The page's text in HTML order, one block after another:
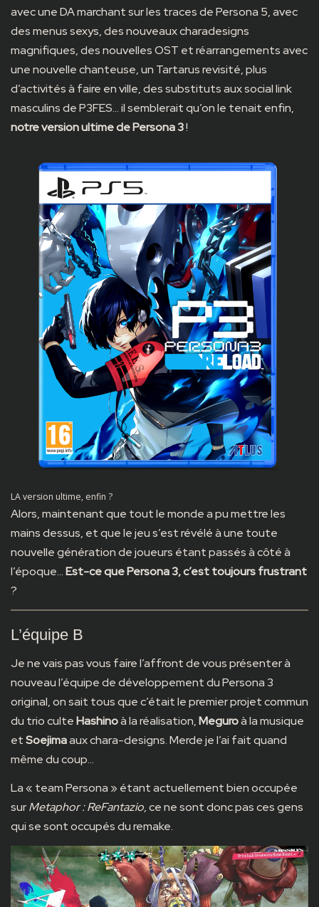
avec une DA marchant sur les traces de Persona 5, avec
des menus sexys, des nouveaux charadesigns
magnifiques, des nouvelles OST et réarrangements avec
une nouvelle chanteuse, un Tartarus revisité, plus
d’activités à faire en ville, des substituts aux social link
masculins de P3FES… il semblerait qu’on le tenait enfin,
notre version ultime de Persona 3!
LA version ultime, enfin ?
Alors, maintenant que tout le monde a pu mettre les
mains dessus, et que le jeu s’est révélé à une toute
nouvelle génération de joueurs étant passés à côté à
l’époque…Est-ce que Persona 3, c’est toujours frustrant
?
L’équipe B
Je ne vais pas vous faire l’affront de vous présenter à
nouveau l’équipe de développement du Persona 3
original, on sait tous que c’était le premier projet commun
du trio culteHashinoà la réalisation,Meguroà la musique
etSoejimaaux chara-designs. Merde je l’ai fait quand
même du coup…
La « team Persona » étant actuellement bien occupée
surMetaphor : ReFantazio, ce ne sont donc pas ces gens
qui se sont occupés du remake.